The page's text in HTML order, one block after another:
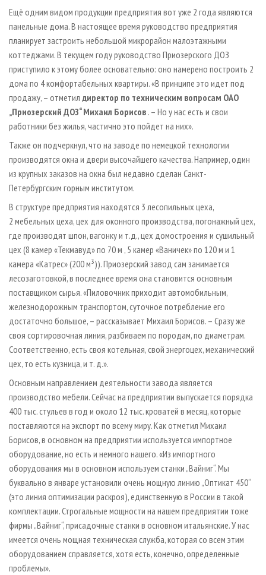
Ещё одним видом продукции предприятия вот уже 2 года являются
панельные дома. В настоящее время руководство предприятия
планирует застроить небольшой микрорайон малоэтажными
коттеджами. В текущем году руководство Приозерского ДОЗ
приступило к этому более основательно: оно намерено построить 2
дома по 4 комфортабельных квартиры. «В принципе это идет под
продажу, – отметил директор по техническим вопросам ОАО
„Приозерский ДОЗ“ Михаил Борисов . – Но у нас есть и свои
работники без жилья, частично это пойдет на них».
Также он подчеркнул, что на заводе по немецкой технологии
производятся окна и двери высочайшего качества. Например, один
из крупных заказов на окна был недавно сделан Санкт-
Петербургским горным институтом.
В структуре предприятия находятся 3 лесопильных цеха,
2 мебельных цеха, цех для оконного производства, погонажный цех,
где производят шпон, вагонку и т.д., цех домостроения и сушильный
цех (8 камер «Текмавуд» по 70 м , 5 камер «Ваничек» по 120 м и 1
камера «Катрес» (200 м³)). Приозерский завод сам занимается
лесозаготовкой, в последнее время она становится основным
поставщиком сырья. «Пиловочник приходит автомобильным,
железнодорожным транспортом, суточное потребление его
достаточно большое, – рассказывает Михаил Борисов. – Сразу же
своя сортировочная линия, разбиваем по породам, по диаметрам.
Соответственно, есть своя котельная, свой энергоцех, механический
цех, то есть кузница, и т. д.».
Основным направлением деятельности завода является
производство мебели. Сейчас на предприятии выпускается порядка
400 тыс. стульев в год и около 12 тыс. кроватей в месяц, которые
поставляются на экспорт по всему миру. Как отметил Михаил
Борисов, в основном на предприятии используется импортное
оборудование, но есть и немного нашего. «Из импортного
оборудования мы в основном используем станки „Вайниг“. Мы
буквально в январе установили очень мощную линию „Оптикат 450“
(это линия оптимизации раскроя), единственную в России в такой
комплектации. Строгальные мощности на нашем предприятии тоже
фирмы „Вайниг“, присадочные станки в основном итальянские. У нас
имеется очень мощная техническая служба, которая со всем этим
оборудованием справляется, хотя есть, конечно, определенные
проблемы».